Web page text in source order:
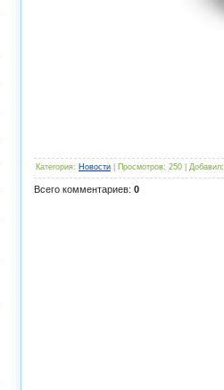
Категория: Новости Просмотров: 250 Добавил:
Всего комментариев: 0